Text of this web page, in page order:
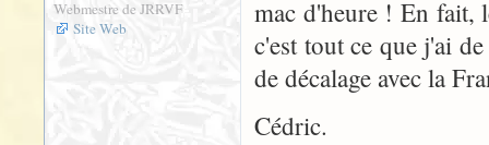
Webmestre de JRRVF
Site Web
mac d'heure ! En fait,
c'est tout ce que j'ai
de décalage avec la
Cédric.